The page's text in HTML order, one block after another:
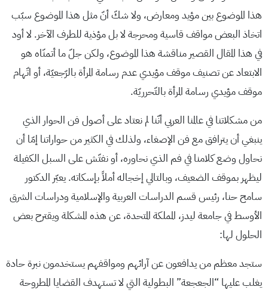
هذا الموضوع بين مؤيد ومعارض، ولا شكّ أنّ مثل هذا الموضوع سبّب
اتخاذ البعض مواقف قاسية ومحرجة لا بل مؤذية للطرف الآخر. لا أود
في هذا المقال القصير مناقشة هذا الموضوع، ولكن جلّ ما أتمنّاه هو
الابتعاد عن تصنيف موقف مؤيدي عدم رسامة المرأة بالرّجعيّة، أو اتّهام
موقف مؤيدي رسامة المرأة بالتّحرريّة.
من مشكلاتنا في عالمنا العربي أنّنا لم نعتاد على أصول فن الحوار الذي
ينبغي أن يترافق مع فن الإصغاء، ولذلك في الكثير من حواراتنا إمّا أن
نحاول وضع كلامنا في فم الذي نحاوره، أو نفتّش على السبل الكفيلة
ليظهر بموقف الضعيف، وبالتالي إخجاله أملاً بإسكاته. يعبّر الدكتور
سامح حنا، رئيس قسم الدراسات العربية والإسلامية ودراسات الشرق
الأوسط في جامعة ليدز، المملكة المتحدة، عن هذه المشكلة ويقترح بعض
الحلول لها:
ستجد معظم من يدافعون عن آرائهم ومواقفهم يستخدمون نبرة حادة
يغلب عليها “الجعجعة” البطولية التي لا تستهدف القضايا المطروحة